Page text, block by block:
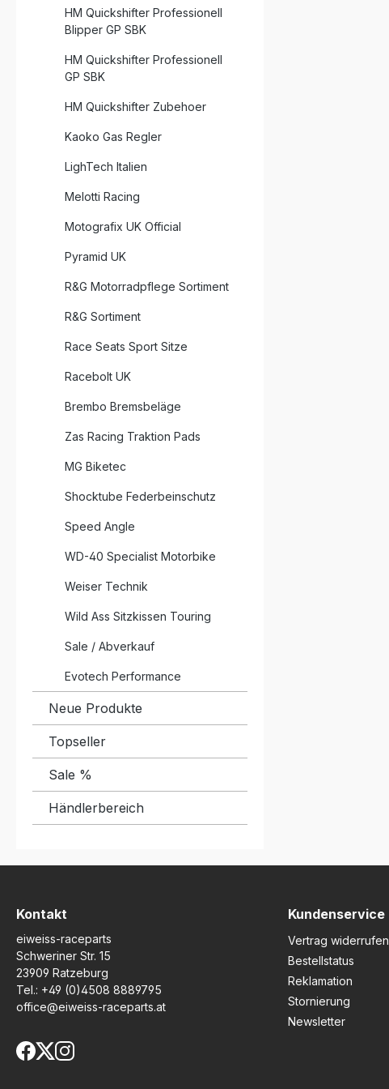
HM Quickshifter Professionell
Blipper GP SBK
HM Quickshifter Professionell
GP SBK
HM Quickshifter Zubehoer
Kaoko Gas Regler
LighTech Italien
Melotti Racing
Motografix UK Official
Pyramid UK
R&G Motorradpflege Sortiment
R&G Sortiment
Race Seats Sport Sitze
Racebolt UK
Brembo Bremsbeläge
Zas Racing Traktion Pads
MG Biketec
Shocktube Federbeinschutz
Speed Angle
WD-40 Specialist Motorbike
Weiser Technik
Wild Ass Sitzkissen Touring
Sale / Abverkauf
Evotech Performance
Neue Produkte
Topseller
Sale %
Händlerbereich
Kontakt
eiweiss-raceparts
Schweriner Str. 15
23909 Ratzeburg
Tel.: +49 (0)4508 8889795
office@eiweiss-raceparts.at
Kundenservice
Vertrag widerrufen
Bestellstatus
Reklamation
Stornierung
Newsletter